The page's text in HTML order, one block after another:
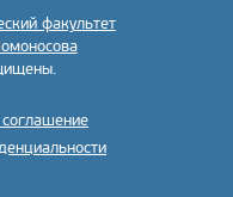
факультет